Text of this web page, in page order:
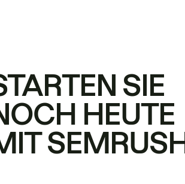
SIE
HEUTE